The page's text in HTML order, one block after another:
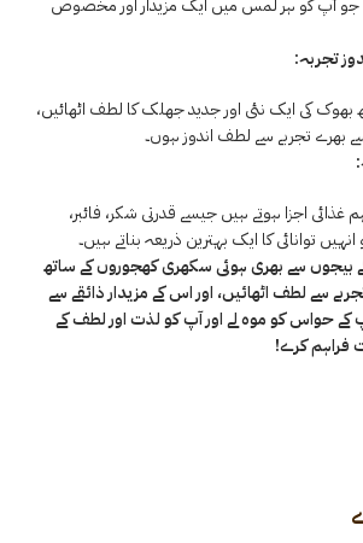
جو آپ کو ہر لمس میں ایک مزیدار اور مخصوص
تجربہ:
بھوک کی ایک نئی اور جدید جھلک کا لطف اٹھائیں،
سے بھرے تجربے سے لطف اندوز ہوں۔
اجزا ہوتے ہیں جیسے قدرتی شکر، فائبر،
توانائی کا ایک بہترین ذریعہ بناتے ہیں۔
کے بیجوں سے بھری ہوئی سکھری کھجوروں کے ساتھ
سے لطف اٹھائیں، اور اس کے مزیدار ذائقے سے
حواس کو موہ لے اور آپ کو لذت اور لطف کے
فراہم کرے!